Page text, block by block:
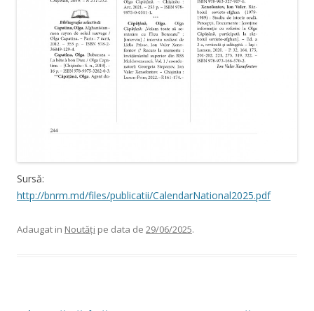
Sursă:
http://bnrm.md/files/publicatii/CalendarNational2025.pdf
Adaugat in Noutăți pe data de 29/06/2025.